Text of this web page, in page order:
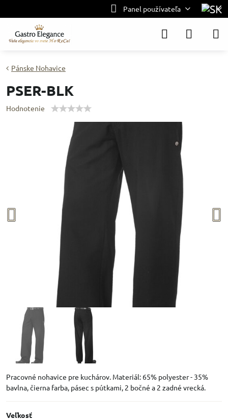
Panel používateľa
Pánske Nohavice
PSER-BLK
Hodnotenie
Pracovné nohavice pre kuchárov. Materiál: 65% polyester - 35%
bavlna, čierna farba, pásec s pútkami, 2 bočné a 2 zadné vrecká.
Veľkosť